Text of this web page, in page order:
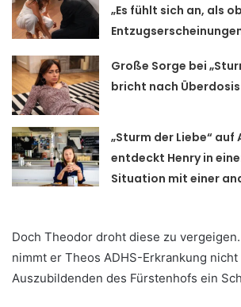
„Es fühlt sich an, als
Große Sorge bei
bricht nach
„Sturm der Liebe“ auf
entdeckt Henry in
Situation mit einer
Doch Theodor droht diese zu
nimmt er Theos ADHS-Erkrankung
Auszubildenden des Fürstenhofs ein